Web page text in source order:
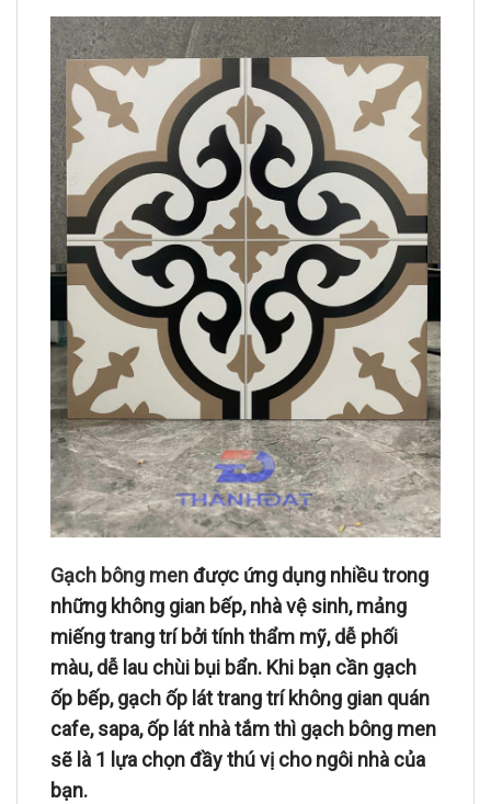
Gạch bông menđược ứng dụng nhiều trong
những không gian bếp, nhà vệ sinh, mảng
miếng trang trí bởi tính thẩm mỹ, dễ phối
màu, dễ lau chùi bụi bẩn. Khi bạn cần gạch
ốp bếp, gạch ốp lát trang trí không gian quán
cafe, sapa, ốp lát nhà tắm thì gạch bông men
sẽ là 1 lựa chọn đầy thú vị cho ngôi nhà của
bạn.